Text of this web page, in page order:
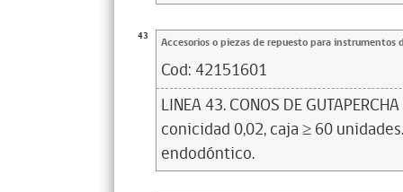
43 Accesorios o piezas de repuesto para instrumentos
Cod: 42151601
LINEA 43. CONOS DE
conicidad 0,02, caja ≥ 60
endodóntico.